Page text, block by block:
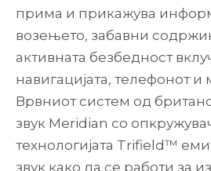
прима и прикажува
возењето, забавни
активната безбедност
навигацијата, телефонот
Врвниот систем од
звук Meridian со
технологијата Trifield™
звук како да се работи за